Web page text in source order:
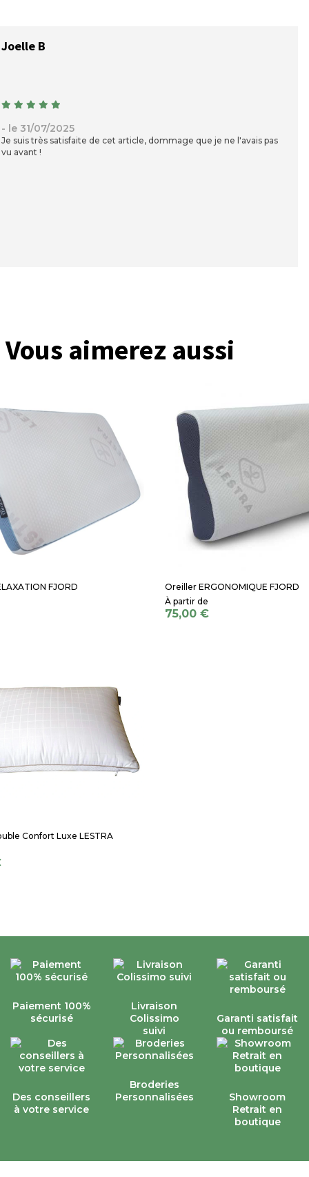
Joelle B
- le 31/07/2025
Je suis très satisfaite de cet article, dommage que je ne l'avais pas
vu avant !
Vous aimerez aussi
FJORD Oreiller ERGONOMIQUE FJORD
75,00 €
Confort Luxe LESTRA
Paiement 100%
sécurisé
Livraison
Colissimo
suivi
Garanti satisfait
ou remboursé
Des conseillers
à votre service
Broderies
Personnalisées
Showroom
Retrait en
boutique